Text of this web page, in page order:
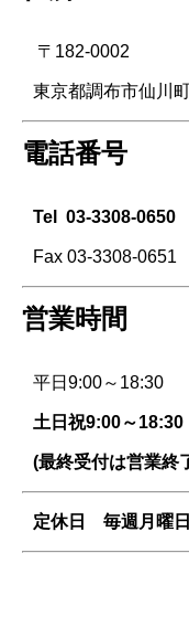
〒182-0002
東京都調布市仙川
電話番号
Tel 03-3308-0650
Fax 03-3308-0651
営業時間
平日9:00～18:30
土日祝9:00～18:30
(最終受付は営業終
定休日 毎週 月曜